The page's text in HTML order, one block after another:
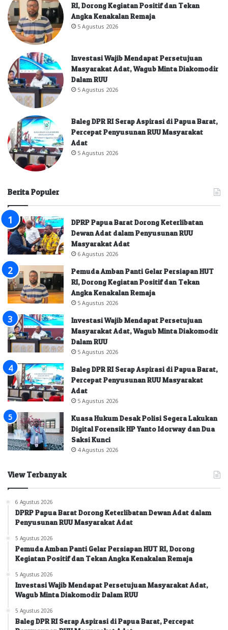
RI, Dorong Kegiatan Positif dan Tekan
Angka Kenakalan Remaja
5 Agustus 2026
Investasi Wajib Mendapat Persetujuan
Masyarakat Adat, Wagub Minta Diakomodir
Dalam RUU
5 Agustus 2026
Baleg DPR RI Serap Aspirasi di Papua Barat,
Percepat Penyusunan RUU Masyarakat
Adat
5 Agustus 2026
Berita Populer
DPRP Papua Barat Dorong Keterlibatan
Dewan Adat dalam Penyusunan RUU
Masyarakat Adat
6 Agustus 2026
Pemuda Amban Panti Gelar Persiapan HUT
RI, Dorong Kegiatan Positif dan Tekan
Angka Kenakalan Remaja
5 Agustus 2026
Investasi Wajib Mendapat Persetujuan
Masyarakat Adat, Wagub Minta Diakomodir
Dalam RUU
5 Agustus 2026
Baleg DPR RI Serap Aspirasi di Papua Barat,
Percepat Penyusunan RUU Masyarakat
Adat
5 Agustus 2026
Kuasa Hukum Desak Polisi Segera Lakukan
Digital Forensik HP Yanto Idorway dan Dua
Saksi Kunci
4 Agustus 2026
View Terbanyak
6 Agustus 2026
DPRP Papua Barat Dorong Keterlibatan Dewan Adat dalam
Penyusunan RUU Masyarakat Adat
5 Agustus 2026
Pemuda Amban Panti Gelar Persiapan HUT RI, Dorong
Kegiatan Positif dan Tekan Angka Kenakalan Remaja
5 Agustus 2026
Investasi Wajib Mendapat Persetujuan Masyarakat Adat,
Wagub Minta Diakomodir Dalam RUU
5 Agustus 2026
Baleg DPR RI Serap Aspirasi di Papua Barat, Percepat